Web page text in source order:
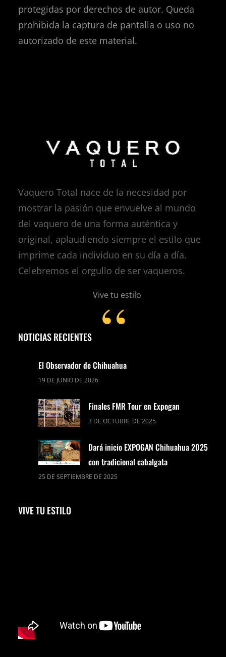
protegidas por derechos de autor. Queda
prohibida la captura de pantalla o uso no
autorizado de este material.
Vaquero Total nace de la necesidad por
mostrar la pasión que envuelve al mundo
del vaquero de una forma auténtica y
original, aplaudiendo siempre el estilo que
imprime cada individuo en su día a día.
Celebremos el orgullo de ser vaqueros.
Vive tu estilo
NOTICIAS RECIENTES
El Observador de Chihuahua
19 DE JUNIO DE 2026
Finales FMR Tour en Expogan
3 DE OCTUBRE DE 2025
Dará inicio EXPOGAN Chihuahua 2025
con tradicional cabalgata
25 DE SEPTIEMBRE DE 2025
VIVE TU ESTILO